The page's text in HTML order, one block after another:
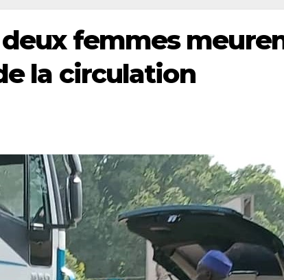
femmes
la circulation